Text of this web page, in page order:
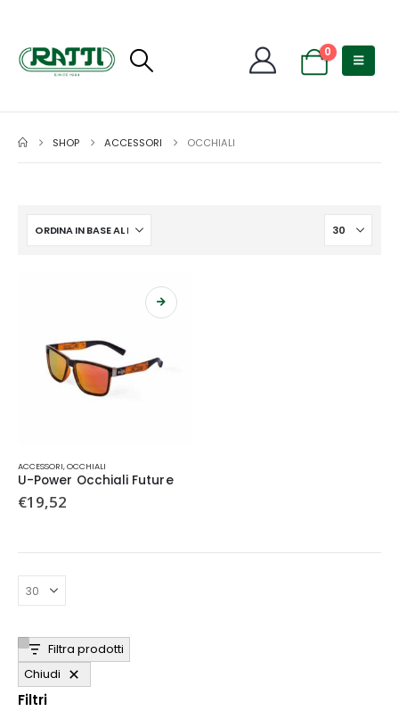
0
SHOP ACCESSORI OCCHIALI
prodotto
ha
più
possono
essere
nella
pagina
del
prodotto
ACCESSORI,OCCHIALI
U-Power Occhiali Future
€19,52
Filtra prodotti
Chiudi
Filtri